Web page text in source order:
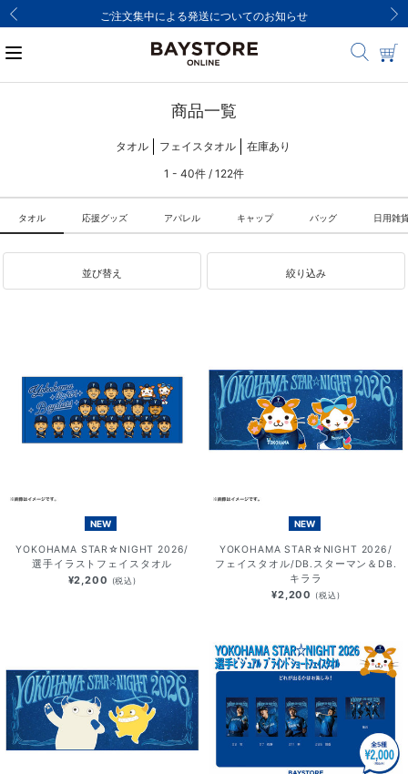
ご注文集中による発送についてのお知らせ
商品一覧
タオル フェイスタオル
在庫あり
1 - 40件 / 122件
タオル 応援グッズ アパレル キャップ バッグ 日用雑
並び替え 絞り込み
NEW
YOKOHAMA STAR☆NIGHT 2026/
選手イラストフェイスタオル
¥2,200 (税込)
NEW
YOKOHAMA STAR☆NIGHT 2026/
フェイスタオル/DB.スターマン＆DB.
キララ
¥2,200 (税込)